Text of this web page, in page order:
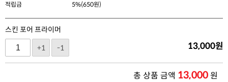
적립금
5%(650원)
스킨 포어 프라이머
+1
-1 13,000원
총 상품 금액 13,000원